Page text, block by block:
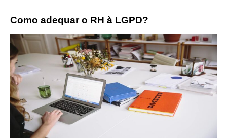
Como adequar o RH à LGPD?